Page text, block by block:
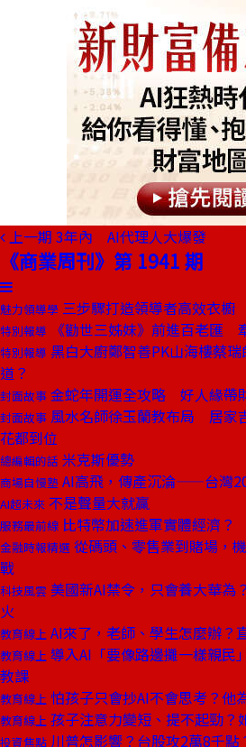
上一期 3年內 AI代理人大爆發
《商業周刊》第 1941 期
魅力領導學 三步驟打造領導者高效衣櫥
特別報導 《勸世三姊妹》前進百老匯
特別報導 黑白大廚鄭智善PK山海樓蔡
道？
封面故事 金蛇年開運全攻略 好人緣帶
封面故事 風水名師徐玉蘭教布局 居家
花都到位
總編輯的話 米克斯優勢
商場自慢塾 AI高飛，傳產沉淪——台灣
AI超未來 不是聲量大就贏
服務最前線 比特幣加速進軍實體經濟？
金融時報精選 從碼頭、零售業到賭場，
戰
科技風雲 美國新AI禁令，只會養大華為
火
教育線上 AI來了，老師、學生怎麼辦？
教育線上 導入AI「要像路邊攤一樣親民
教課
教育線上 怕孩子只會抄AI不會思考？他
教育線上 孩子注意力變短、提不起勁？
投資焦點 川普怎影響？台股攻2萬8千